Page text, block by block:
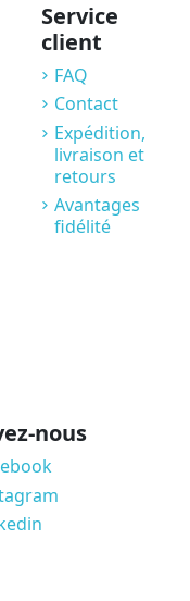
Service
client
FAQ
Contact
Expédition,
livraison et
retours
Avantages
fidélité
nous